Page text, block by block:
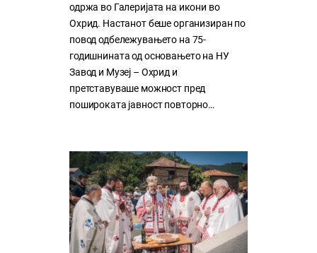
одржа во Галеријата на икони во
Охрид. Настанот беше организиран по
повод одбележувањето на 75-
годишнината од основањето на НУ
Завод и Музеј – Охрид и
претставуваше можност пред
пошироката јавност повторно…